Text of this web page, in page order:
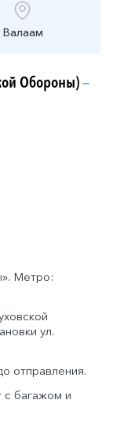
Валаам
Обороны)—
Метро:
ул.
отправления.
с багажом и